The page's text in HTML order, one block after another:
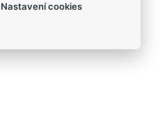
Nastavení cookies